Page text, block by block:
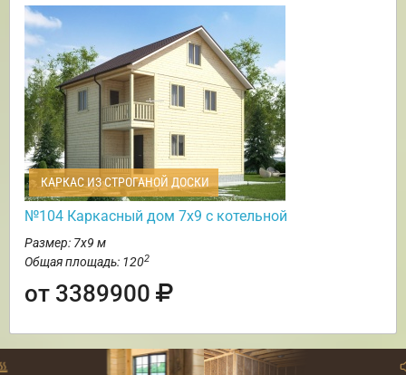
КАРКАС ИЗ СТРОГАНОЙ ДОСКИ
№104 Каркасный дом 7х9 с котельной
Размер: 7х9 м
Общая площадь: 1202
от 3389900